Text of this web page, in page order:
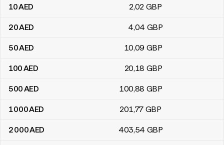
10AED 2,02 GBP
20AED 4,04 GBP
50AED 10,09 GBP
100AED 20,18 GBP
500AED 100,88 GBP
1 000AED 201,77 GBP
2 000AED 403,54 GBP